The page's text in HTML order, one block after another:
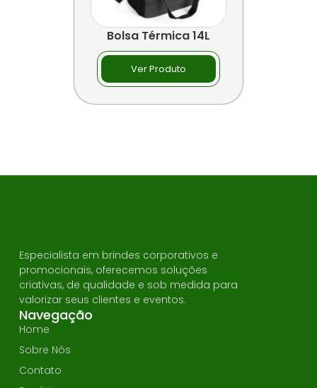
Bolsa Térmica 14L
Ver Produto
Especialista em brindes corporativos e
promocionais, oferecemos soluções
criativas, de qualidade e sob medida para
valorizar seus clientes e eventos.
Navegação
Home
Sobre Nós
Contato